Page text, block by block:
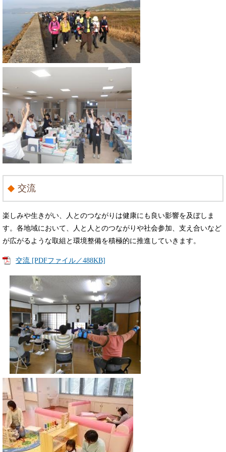
交流
楽しみや生きがい、人とのつながりは健康にも良い影響を及ぼしま
す。各地域において、人と人とのつながりや社会参加、支え合いなど
が広がるような取組と環境整備を積極的に推進していきます。
交流 [PDFファイル／488KB]